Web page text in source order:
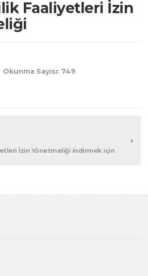
Faaliyetleri İzin
Okunma Sayısı: 749
İzin Yönetmeliği indirmek için